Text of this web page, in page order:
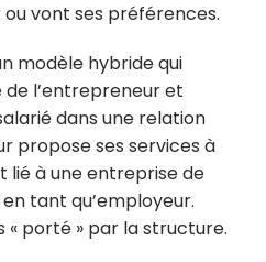
vont ses préférences.
modèle hybride qui
l’entrepreneur et
dans une relation
propose ses services à
lié à une entreprise de
tant qu’employeur.
« porté » par la structure.